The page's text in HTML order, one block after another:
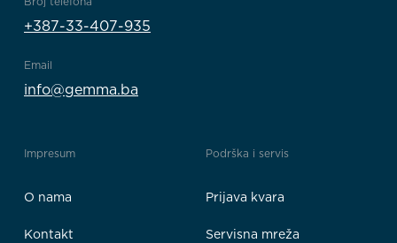
+387-33-407-935
Email
info@gemma.ba
Impresum
O nama
Kontakt
Podrška i servis
Prijava kvara
Servisna mreža